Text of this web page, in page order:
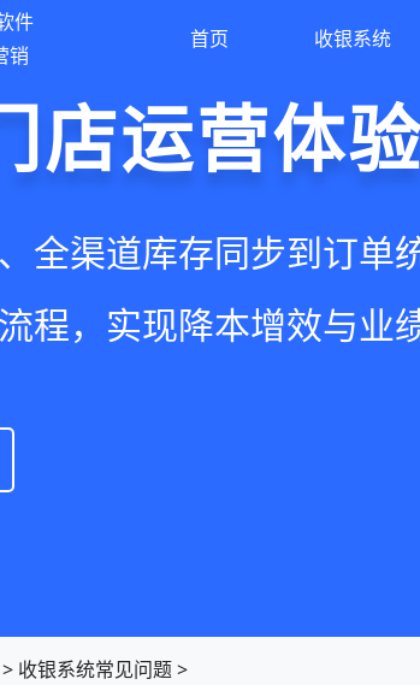
件
销
首页 收银系统
银，就用店
品库存+会员增长+小程
管店及业绩增长难题
店运营体
全渠道库存同步到订单
程，实现降本增效与业
域会员增
、精准营销到优惠券互
员复购，提升忠诚度和
展生意边
城、线上引流到线下售
展生意边界，提升顾客
> 收银系统常见问题>